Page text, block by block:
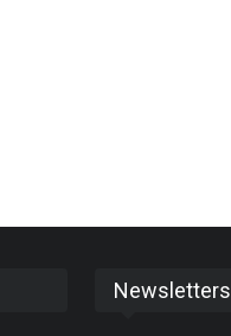
Newsletters